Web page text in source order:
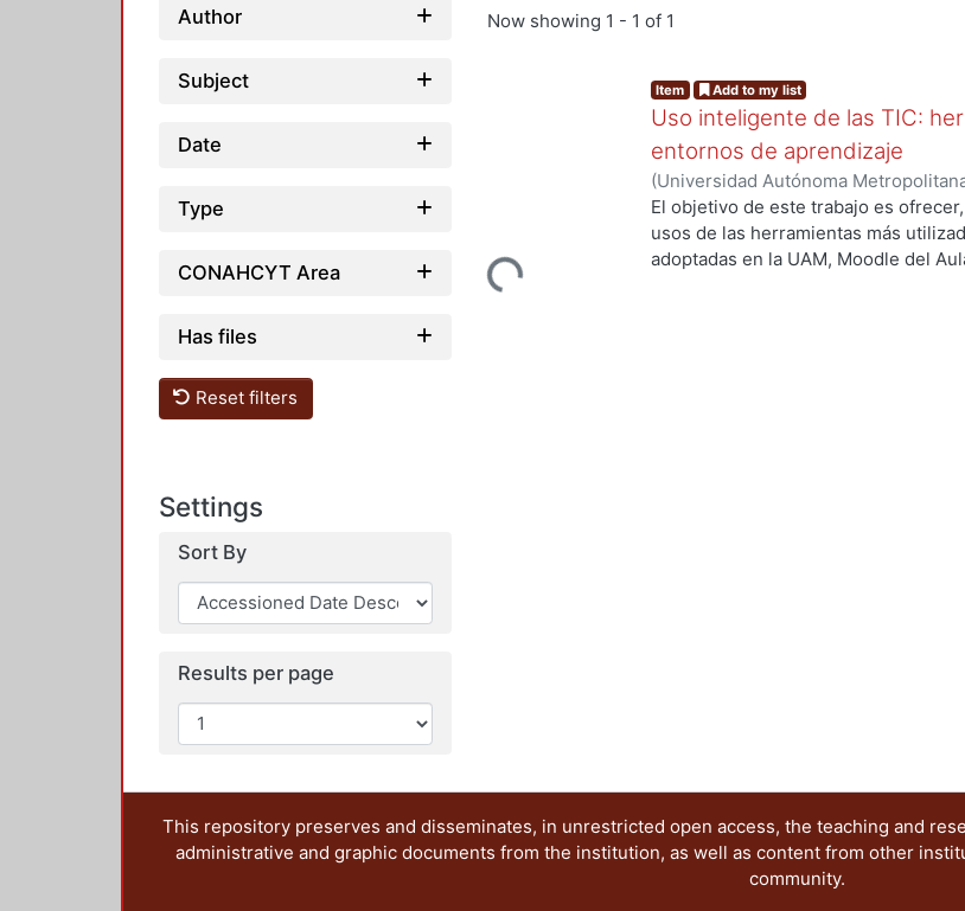
Author
Subject
Date
Type
CONAHCYT Area
Has files
Reset filters
Settings
Sort By
Results per page
Now showing 1 - 1 of 1
Loading...
Item Add to my list
Uso inteligente de las TIC:
entornos de aprendizaje
(Universidad Autónoma
Académica.,2021) García Castro,
García, Merary Denny;Martínez
Alejandra; Tarango de la Torre, Juan
El objetivo de este trabajo es
usos de las herramientas más
adoptadas en la UAM, Moodle del
This repository preserves and disseminates, in unrestricted open access, the teaching and
administrative and graphic documents from the institution, as well as content from other
community.